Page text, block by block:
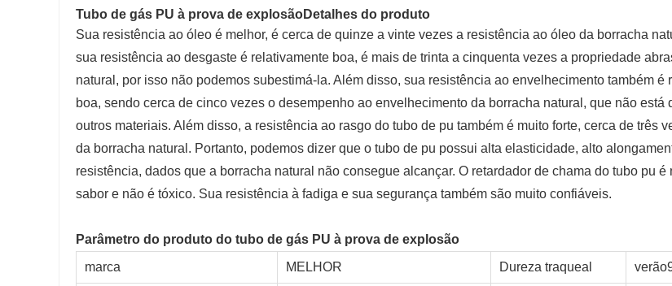
Tubo de gás PU à prova de explosãoDetalhes do produto
Sua resistência ao óleo é melhor, é cerca de quinze a vinte vezes a resistência ao óleo da borracha
sua resistência ao desgaste é relativamente boa, é mais de trinta a cinquenta vezes a propriedade
natural, por isso não podemos subestimá-la. Além disso, sua resistência ao envelhecimento também é
boa, sendo cerca de cinco vezes o desempenho ao envelhecimento da borracha natural, que não está
outros materiais. Além disso, a resistência ao rasgo do tubo de pu também é muito forte, cerca de três
da borracha natural. Portanto, podemos dizer que o tubo de pu possui alta elasticidade, alto
resistência, dados que a borracha natural não consegue alcançar. O retardador de chama do tubo pu é
sabor e não é tóxico. Sua resistência à fadiga e sua segurança também são muito confiáveis.
Parâmetro do produto do tubo de gás PU à prova de explosão
marca
MELHOR Dureza traqueal